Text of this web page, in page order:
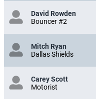
David Rowden
Bouncer #2
Mitch Ryan
Dallas Shields
Carey Scott
Motorist